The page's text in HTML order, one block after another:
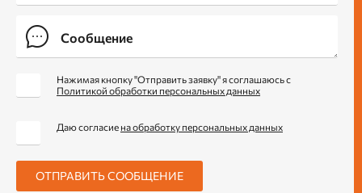
Нажимая кнопку "Отправить заявку" я соглашаюсь с
Политикой обработки персональных данных
Даю согласие на обработку персональных данных
ОТПРАВИТЬ СООБЩЕНИЕ